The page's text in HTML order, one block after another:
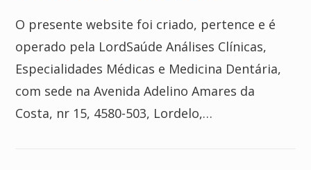
O presente website foi criado, pertence e é
operado pela LordSaúde Análises Clínicas,
Especialidades Médicas e Medicina Dentária,
com sede na Avenida Adelino Amares da
Costa, nr 15, 4580-503, Lordelo,…